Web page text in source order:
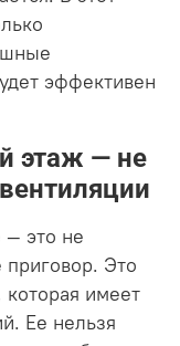
эффективен
этаж — не
— это не
приговор. Это
которая имеет
Ее нельзя